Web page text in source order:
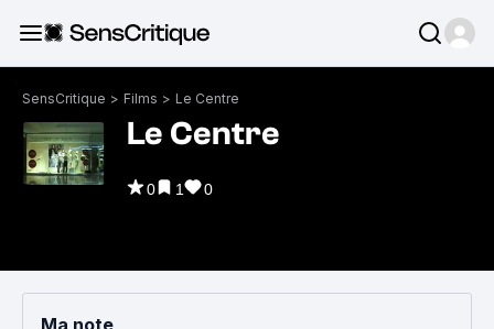
SensCritique > Films > Le Centre
Le Centre
0 1 0
Ma note